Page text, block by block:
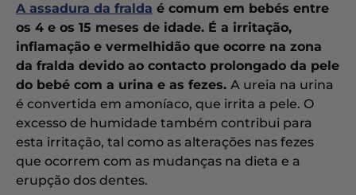
A assadura da fralda é comum em bebés entre
os 4 e os 15 meses de idade. É a irritação,
inflamação e vermelhidão que ocorre na zona
da fralda devido ao contacto prolongado da pele
do bebé com a urina e as fezes. A ureia na urina
é convertida em amoníaco, que irrita a pele. O
excesso de humidade também contribui para
esta irritação, tal como as alterações nas fezes
que ocorrem com as mudanças na dieta e a
erupção dos dentes.